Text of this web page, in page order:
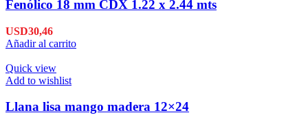
Fenólico 18 mm CDX 1.22 x 2.44 mts
USD30,46
Añadir al carrito
Quick view
Add to wishlist
Llana lisa mango madera 12×24